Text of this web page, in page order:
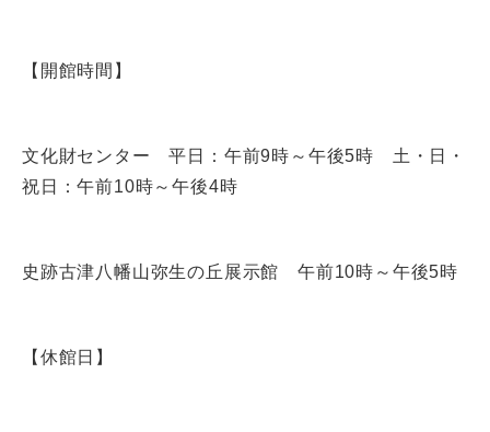
【開館時間】
文化財センター 平日：午前9時～午後5時 土・日・
祝日：午前10時～午後4時
史跡古津八幡山弥生の丘展示館 午前10時～午後5時
【休館日】